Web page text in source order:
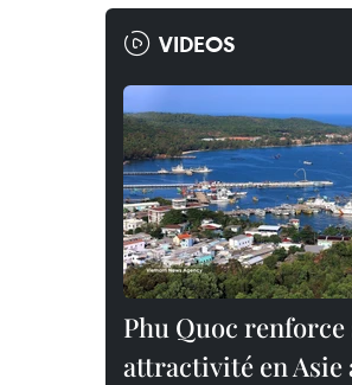
VIDEOS
Phu Quoc renforce
attractivité en Asie